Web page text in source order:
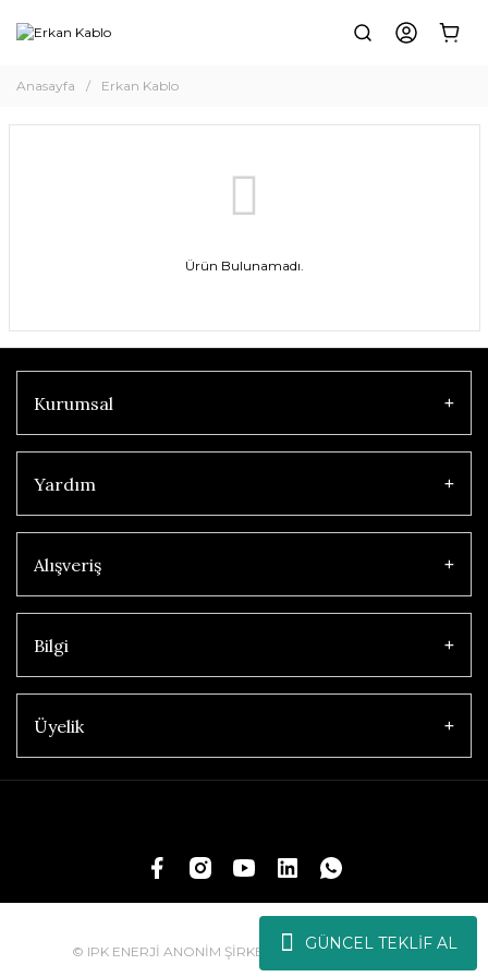
GÜNCEL TEKLİF AL
Anasayfa Erkan Kablo
Ürün Bulunamadı.
Kurumsal
Yardım
Alışveriş
Bilgi
Üyelik
© IPK ENERJİ ANONİM ŞİRKETİ | Tüm Hakları Saklıdır.